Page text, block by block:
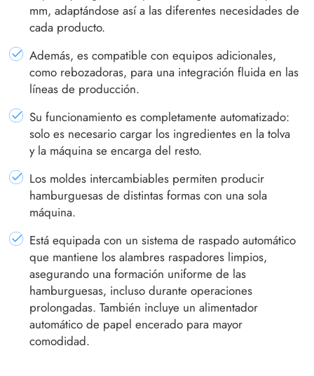
mm, adaptándose así a las diferentes necesidades de
cada producto.
Además, es compatible con equipos adicionales,
como rebozadoras, para una integración fluida en las
líneas de producción.
Su funcionamiento es completamente automatizado:
solo es necesario cargar los ingredientes en la tolva
y la máquina se encarga del resto.
Los moldes intercambiables permiten producir
hamburguesas de distintas formas con una sola
máquina.
Está equipada con un sistema de raspado automático
que mantiene los alambres raspadores limpios,
asegurando una formación uniforme de las
hamburguesas, incluso durante operaciones
prolongadas. También incluye un alimentador
automático de papel encerado para mayor
comodidad.